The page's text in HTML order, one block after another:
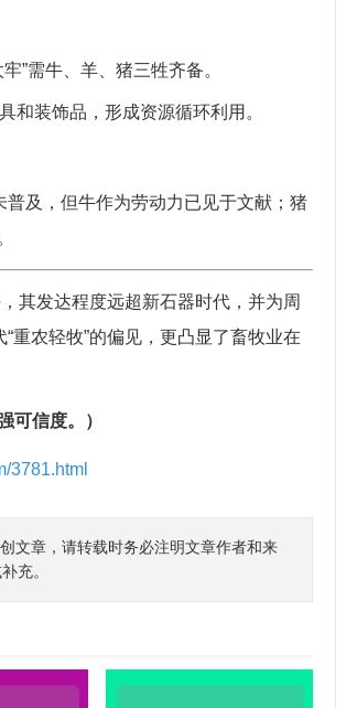
”需牛、羊、猪三牲齐备。
和装饰品，形成资源循环利用。
普及，但牛作为劳动力已见于文献；猪
其发达程度远超新石器时代，并为周
重农轻牧”的偏见，更凸显了畜牧业在
可信度。）
3781.html
文章，请转载时务必注明文章作者和来
充。